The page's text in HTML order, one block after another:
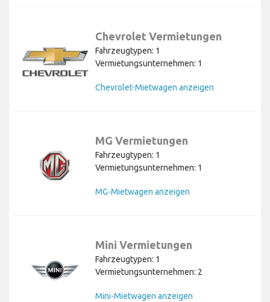
Chevrolet Vermietungen
Fahrzeugtypen: 1
Vermietungsunternehmen: 1
Chevrolet-Mietwagen anzeigen
MG Vermietungen
Fahrzeugtypen: 1
Vermietungsunternehmen: 1
MG-Mietwagen anzeigen
Mini Vermietungen
Fahrzeugtypen: 1
Vermietungsunternehmen: 2
Mini-Mietwagen anzeigen